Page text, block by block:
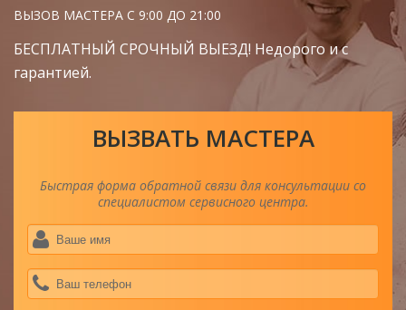
ВЫЗОВ МАСТЕРА С 9:00 ДО 21:00
БЕСПЛАТНЫЙ СРОЧНЫЙ ВЫЕЗД! Недорого и с
гарантией.
ВЫЗВАТЬ МАСТЕРА
Быстрая форма обратной связи для консультации со
специалистом сервисного центра.